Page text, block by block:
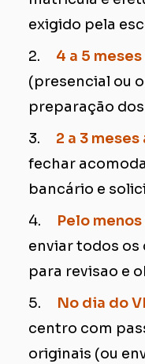
exigido pela
2. 4 a 5
(presencial ou
preparação
3. 2 a 3 meses
fechar
bancário e
4. Pelo menos
enviar todos os
para revisao e
5. No dia do
centro com
originais (ou